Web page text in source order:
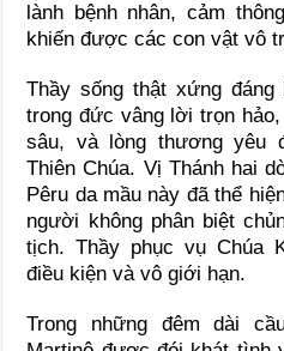
lành bệnh nhân, cảm
khiến được các con vật vô
Thầy sống thật xứng
trong đức vâng lời trọn
sâu, và lòng thương yêu
Thiên Chúa. Vị Thánh hai
Pêru da mầu này đã thể
người không phân biệt
tịch. Thầy phục vụ Chúa
điều kiện và vô giới hạn.
Trong những đêm dài